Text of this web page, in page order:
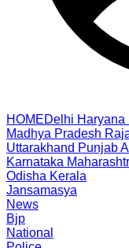
HOMEDelhi Haryana
Madhya Pradesh
Uttarakhand Punjab
Karnataka
Odisha Kerala
Jansamasya
News
Bjp
National